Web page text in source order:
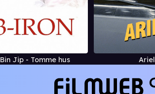
Bin Jip - Tomme hus Ariel